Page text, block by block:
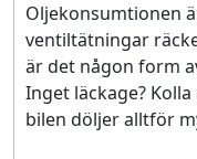
Oljekonsumtionen
ventiltätningar
är det någon form
Inget läckage?
bilen döljer alltför